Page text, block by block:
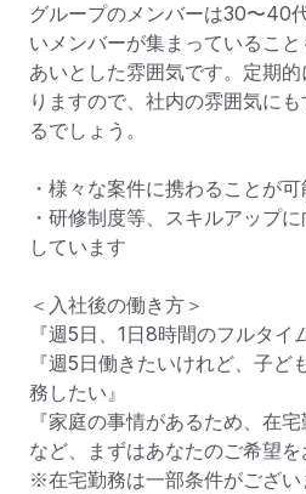
グループのメンバーは30〜40
いメンバーが集まっているこ
あいとした雰囲気です。定期
りますので、社内の雰囲気に
るでしょう。
・様々な案件に携わることが
・研修制度等、スキルアップ
しています
＜入社後の働き方＞
『週5日、1日8時間のフルタイ
『週5日働きたいけれど、子ど
務したい』
『家庭の事情があるため、在宅
など、まずはあなたのご希望を
※在宅勤務は一部条件がござい